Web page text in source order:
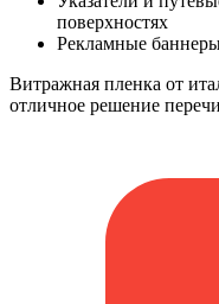
поверхностях
Рекламные
Витражная пленка от
отличное решение